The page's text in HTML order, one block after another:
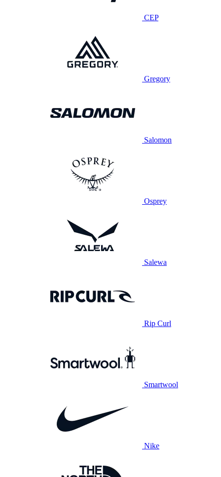
CEP
Gregory
Salomon
Osprey
Salewa
Rip Curl
Smartwool
Nike